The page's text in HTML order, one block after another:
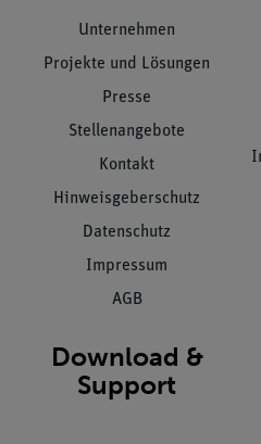
Unternehmen
Projekte und Lösungen
Presse
Stellenangebote
Kontakt
Hinweisgeberschutz
Datenschutz
Impressum
AGB
Download &
Support